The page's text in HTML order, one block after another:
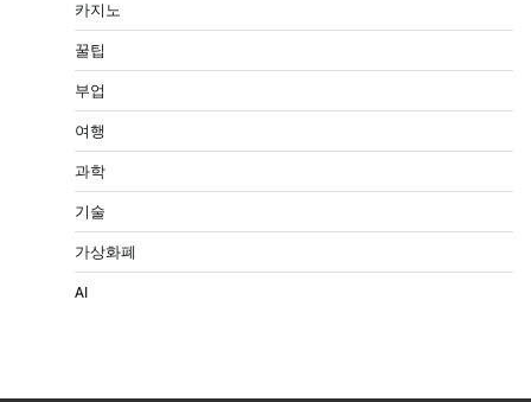
카지노
꿀팁
부업
여행
과학
기술
가상화폐
AI